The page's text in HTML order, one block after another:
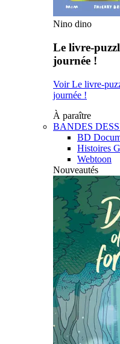
Nino dino
Le livre-
journée !
Voir Le livre-
journée !
À paraître
BANDES
BD
Histoires
Webtoon
Nouveautés